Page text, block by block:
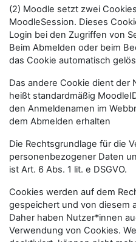
(2) Moodle setzt zwei
MoodleSession. Dieses
Login bei den Zugriffen von
Beim Abmelden oder beim
das Cookie automatisch
Das andere Cookie dient der
heißt standardmäßig
den Anmeldenamen im
dem Abmelden erhalten
Die Rechtsgrundlage für die
personenbezogener Daten
ist Art. 6 Abs. 1 lit. e DSGVO.
Cookies werden auf dem
gespeichert und von diesem
Daher haben Nutzer*innen
Verwendung von Cookies.